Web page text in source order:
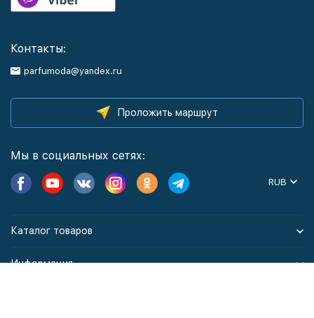
Контакты:
parfumoda@yandex.ru
Проложить маршрут
Мы в социальных сетях:
RUB
Каталог товаров
Информация